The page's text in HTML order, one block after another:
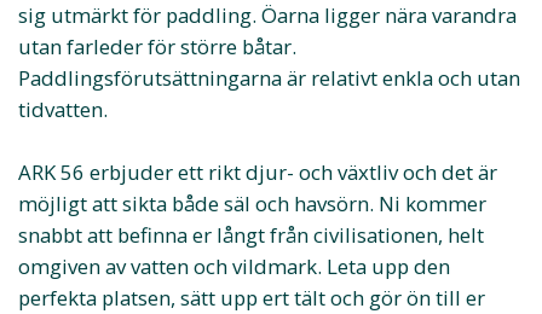
sig utmärkt för paddling. Öarna ligger nära varandra
utan farleder för större båtar.
Paddlingsförutsättningarna är relativt enkla och utan
tidvatten.
ARK 56 erbjuder ett rikt djur- och växtliv och det är
möjligt att sikta både säl och havsörn. Ni kommer
snabbt att befinna er långt från civilisationen, helt
omgiven av vatten och vildmark. Leta upp den
perfekta platsen, sätt upp ert tält och gör ön till er